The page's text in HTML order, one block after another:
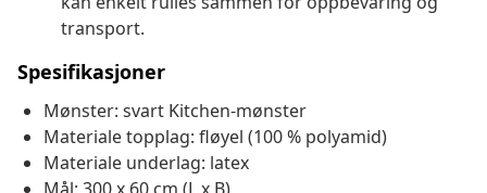
transport.
Spesifikasjoner
Mønster: svart Kitchen-mønster
Materiale topplag: fløyel (100 % polyamid)
Materiale underlag: latex